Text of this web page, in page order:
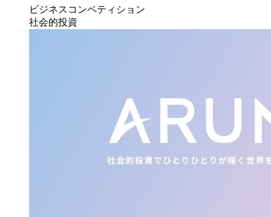
ビジネスコンペティション
社会的投資